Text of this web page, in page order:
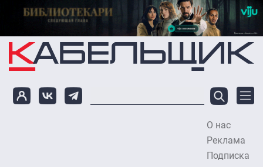
Перейти к основному содержанию
О нас
Реклама
Подписка